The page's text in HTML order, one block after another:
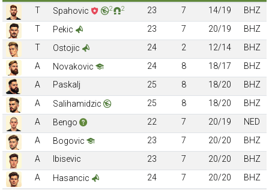
T
Spahovic 2 2 23 7 14/19
BHZ
T
Pekic 23 7 20/19
BHZ
T
Ostojic 24 2 12/14
BHZ
A
Novakovic 24 8 18/17
BHZ
A
Paskalj 25 8 18/20
BHZ
A
Salihamidzic 25 8 18/20
BHZ
A
Bengo 22 7 20/19
NED
A
Bogovic 23 7 20/20
BHZ
A
Ibisevic 23 7 20/20
BHZ
A
Hasancic 24 7 20/20
BHZ